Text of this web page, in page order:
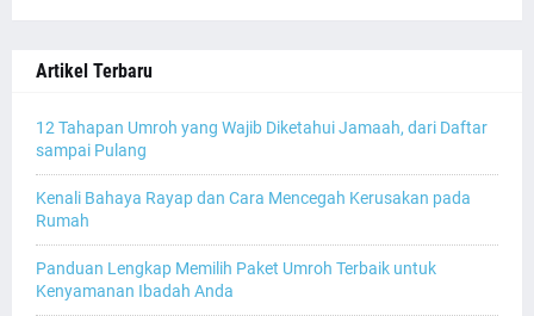
Artikel Terbaru
12 Tahapan Umroh yang Wajib Diketahui Jamaah, dari Daftar
sampai Pulang
Kenali Bahaya Rayap dan Cara Mencegah Kerusakan pada
Rumah
Panduan Lengkap Memilih Paket Umroh Terbaik untuk
Kenyamanan Ibadah Anda